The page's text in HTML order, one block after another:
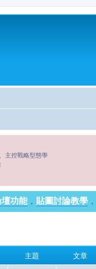
主控戰略型態學
功能， 貼圖討論教學 ，
主題 文章